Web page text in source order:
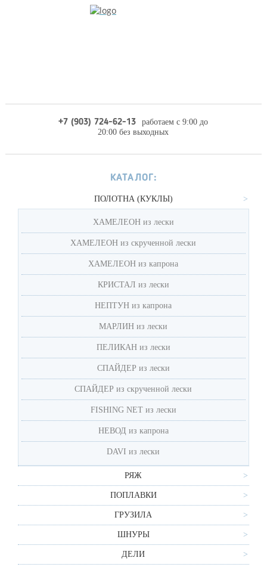
+7 (903) 724-62-13
работаем с 9:00 до
20:00 без выходных
КАТАЛОГ:
ПОЛОТНА (КУКЛЫ)
ХАМЕЛЕОН из лески
ХАМЕЛЕОН из скрученной лески
ХАМЕЛЕОН из капрона
КРИСТАЛ из лески
НЕПТУН из капрона
MАРЛИН из лески
ПЕЛИКАН из лески
СПАЙДЕР из лески
СПАЙДЕР из скрученной лески
FISHING NET из лески
НЕВОД из капрона
DAVI из лески
РЯЖ
ПОПЛАВКИ
ГРУЗИЛА
ШНУРЫ
ДЕЛИ